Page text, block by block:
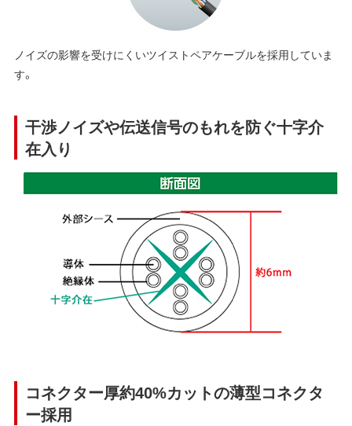
ノイズの影響を受けにくいツイストペアケーブルを採用していま
す。
干渉ノイズや伝送信号のもれを防ぐ十字介
在入り
コネクター厚約40%カットの薄型コネクタ
ー採用